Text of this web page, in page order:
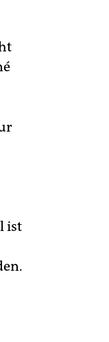
ist